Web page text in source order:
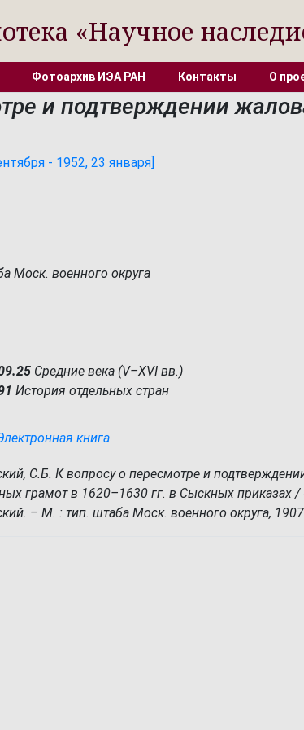
«Научное
Фотоархив ИЭА РАН Контакты О
и подтверждении
- 1952, 23 января]
Моск. военного округа
Средние века (V–XVI вв.)
История отдельных стран
книга
С.Б. К вопросу о пересмотре и
грамот в 1620–1630 гг. в Сыскных приказах /
– М. : тип. штаба Моск. военного округа,